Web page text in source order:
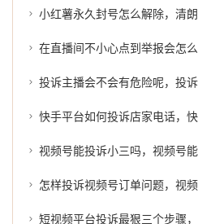
小红薯永久封号怎么解除，清朗小红薯
在直播间不小心点到举报会怎么样，指尖
投诉主播会不会有危险呢，投诉主播后，你会
快手平台如何投诉店家电话，快手购物遇纠纷？这
视频号能投诉小三吗，视频号能投诉小
怎样投诉视频号订单问题，视频号订单维权难？
短视频平台投诉最狠三个步骤，短视频主页被封？